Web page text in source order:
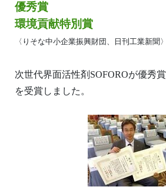
優秀賞
環境貢献特別賞
〈りそな中小企業振興財団、日刊工業新聞〉
次世代界面活性剤SOFOROが優秀
を受賞しました。